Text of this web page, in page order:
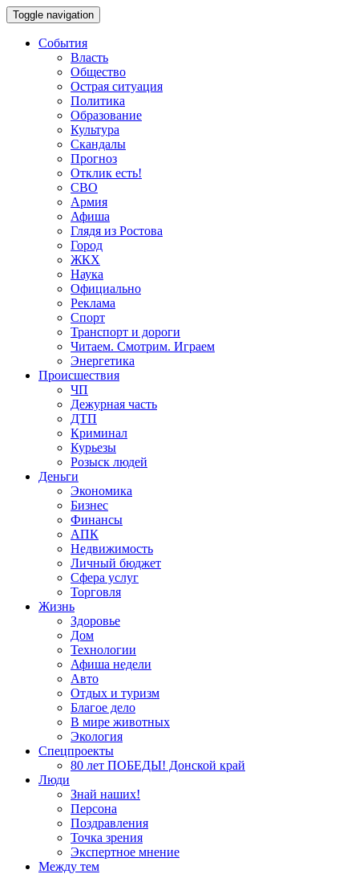
Toggle navigation
События
Власть
Общество
Острая ситуация
Политика
Образование
Культура
Скандалы
Прогноз
Отклик есть!
СВО
Армия
Афиша
Глядя из Ростова
Город
ЖКХ
Наука
Официально
Реклама
Спорт
Транспорт и дороги
Читаем. Смотрим. Играем
Энергетика
Происшествия
ЧП
Дежурная часть
ДТП
Криминал
Курьезы
Розыск людей
Деньги
Экономика
Бизнес
Финансы
АПК
Недвижимость
Личный бюджет
Сфера услуг
Торговля
Жизнь
Здоровье
Дом
Технологии
Афиша недели
Авто
Отдых и туризм
Благое дело
В мире животных
Экология
Спецпроекты
80 лет ПОБЕДЫ! Донской край
Люди
Знай наших!
Персона
Поздравления
Точка зрения
Экспертное мнение
Между тем